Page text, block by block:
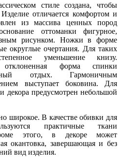
стиле создана, чтобы
отличается комфортом и
из массива ценных пород
оттоманки фигурное,
рисунком. Ножки в форме
округлые очертания. Для таких
уменьшение книзу.
отклоненная форма спинки
отдых. Гармоничным
выступает боковина. Для
декора предусмотрен небольшой
широкое. В качестве обивки для
практичные ткани
этого, в декоре может
окантовка, завершающая и без
вид изделия.